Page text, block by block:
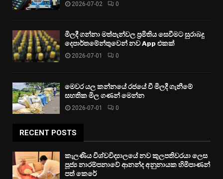
2026-07-02 0
මිලදී ගන්නා මත්පැන්වල ප්‍රමිතිය සෙවීමට සුරාබදු
දෙපාර්තමේන්තුවෙන් නව App එකක්
2026-07-01 0
මෙවර යල කන්නයේ රජයේ වී මිලදී ගැනීමේ
සහතික මිල ගණන් මෙන්න
2026-07-01 0
RECENT POSTS
කැලණිය විශ්වවිද්‍යාලයේ නව කුලපතිවරයා ලෙස
පූජ්‍ය නාරම්පනාවේ ආනන්ද අනුනායක හිමිපාණන්
පත් කෙරේ